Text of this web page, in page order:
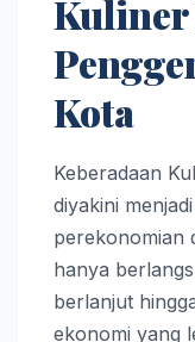
Kuliner
Kota
Keberadaan
diyakini
perekonomian
hanya
berlanjut
ekonomi yang